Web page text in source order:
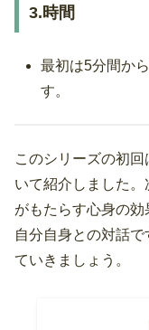
3.時間
最初は5分間か
す。
このシリーズの初
いて紹介しました
がもたらす心身の
自分自身との対話
ていきましょう。